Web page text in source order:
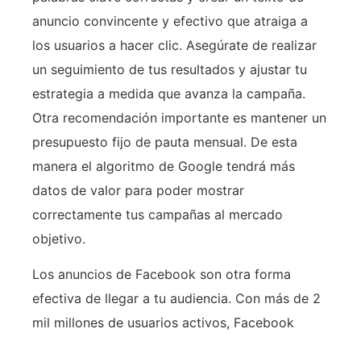
anuncio convincente y efectivo que atraiga a
los usuarios a hacer clic. Asegúrate de realizar
un seguimiento de tus resultados y ajustar tu
estrategia a medida que avanza la campaña.
Otra recomendación importante es mantener un
presupuesto fijo de pauta mensual. De esta
manera el algoritmo de Google tendrá más
datos de valor para poder mostrar
correctamente tus campañas al mercado
objetivo.
Los anuncios de Facebook son otra forma
efectiva de llegar a tu audiencia. Con más de 2
mil millones de usuarios activos, Facebook